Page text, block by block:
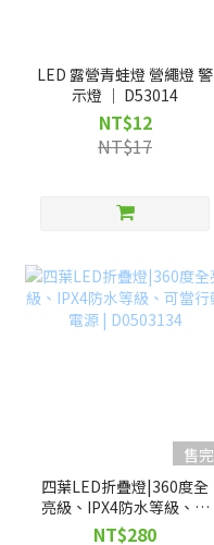
LED 露營青蛙燈 營繩燈 警
示燈 ｜ D53014
NT$12
NT$17
售完
四葉LED折疊燈|360度全
亮級、IPX4防水等級、可
當行動電源 | D0503134
NT$280